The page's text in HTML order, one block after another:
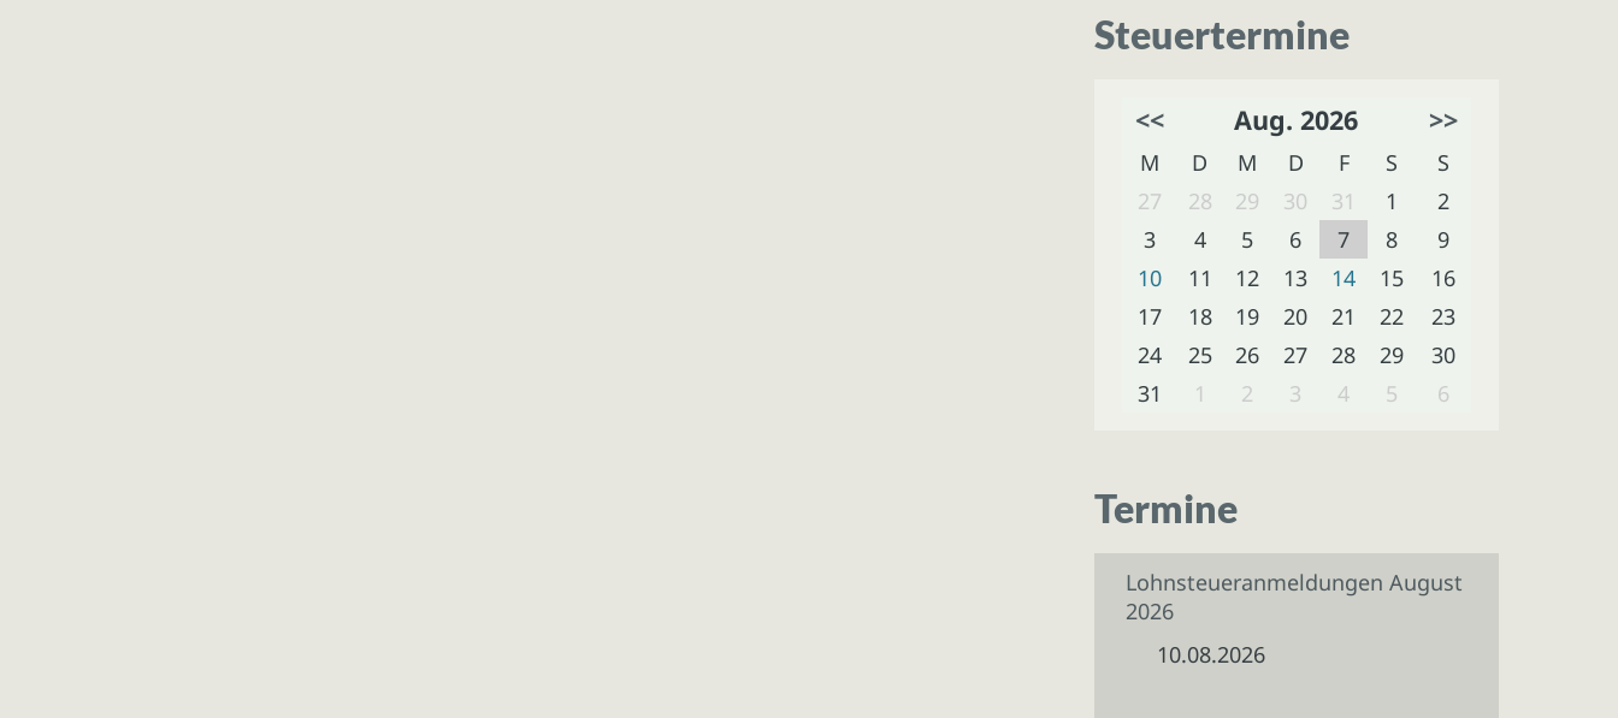
Steuertermine
<< Aug. 2026 >>
M D M D F S
S
27
28 29 30 31 1
2
3
4 5 6 7 8
9
10
11 12 13 14 15
16
17
18 19 20 21 22
23
24
25 26 27 28 29
30
31
1 2 3 4 5 6
Termine
Lohnsteueranmeldungen August
2026
10.08.2026